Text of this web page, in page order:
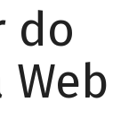
do